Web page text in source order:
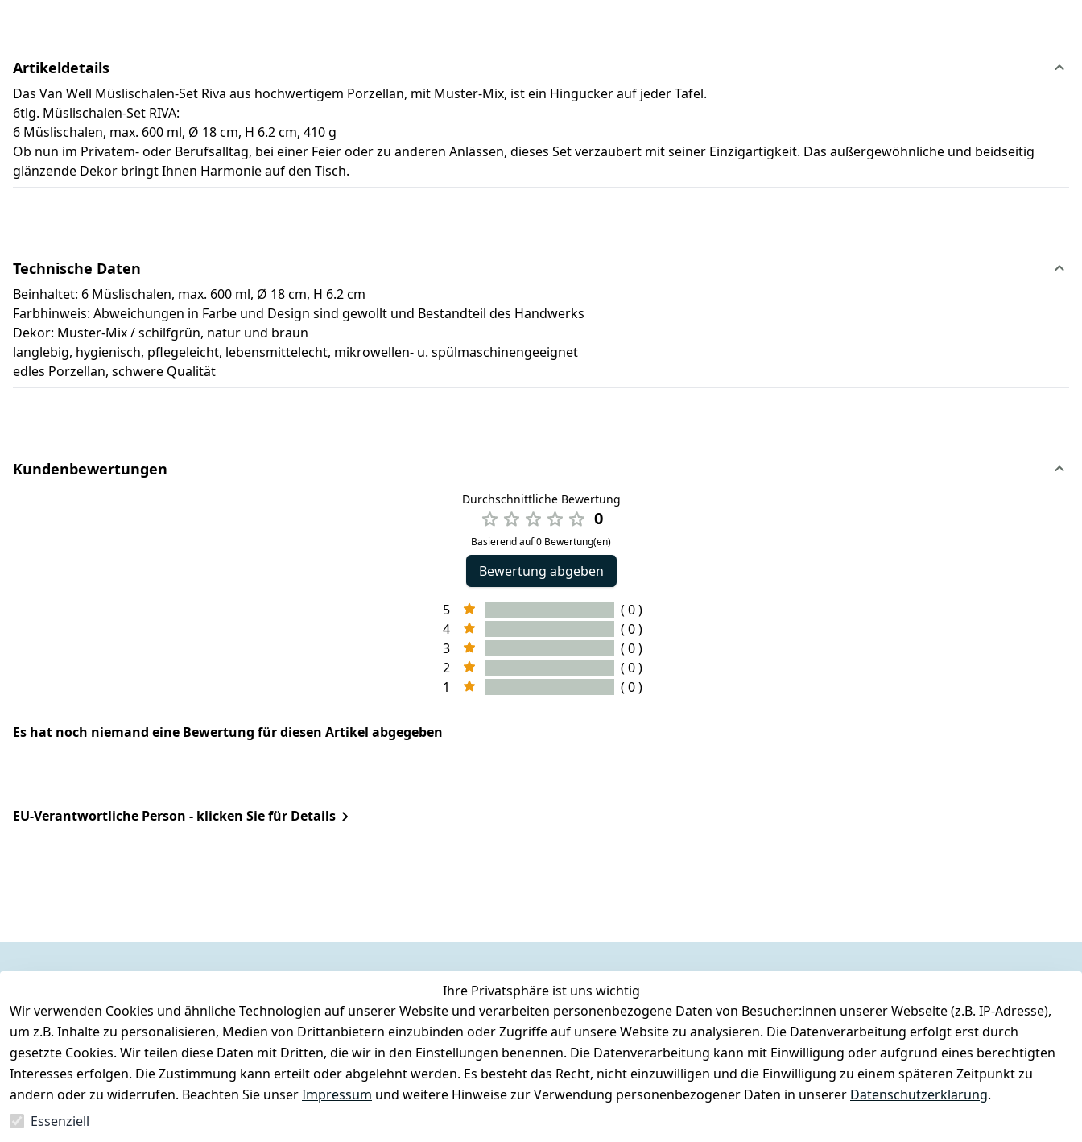
Artikeldetails
Das Van Well Müslischalen-Set Riva aus hochwertigem Porzellan, mit Muster-Mix, ist ein Hingucker auf jeder Tafel.
6tlg. Müslischalen-Set RIVA:
6 Müslischalen, max. 600 ml, Ø 18 cm, H 6.2 cm, 410 g
Ob nun im Privatem- oder Berufsalltag, bei einer Feier oder zu anderen Anlässen, dieses Set verzaubert mit seiner Einzigartigkeit. Das außergewöhnliche und beidseitig
glänzende Dekor bringt Ihnen Harmonie auf den Tisch.
Technische Daten
Beinhaltet: 6 Müslischalen, max. 600 ml, Ø 18 cm, H 6.2 cm
Farbhinweis: Abweichungen in Farbe und Design sind gewollt und Bestandteil des Handwerks
Dekor: Muster-Mix / schilfgrün, natur und braun
langlebig, hygienisch, pflegeleicht, lebensmittelecht, mikrowellen- u. spülmaschinengeeignet
edles Porzellan, schwere Qualität
Kundenbewertungen
Durchschnittliche Bewertung
0
Basierend auf 0 Bewertung(en)
Bewertung abgeben
5
( 0 )
4
( 0 )
3
( 0 )
2
( 0 )
1
( 0 )
Es hat noch niemand eine Bewertung für diesen Artikel abgegeben
EU-Verantwortliche Person - klicken Sie für Details
Ihre Privatsphäre ist uns wichtig
Wir verwenden Cookies und ähnliche Technologien auf unserer Website und verarbeiten personenbezogene Daten von Besucher:innen unserer Webseite (z.B. IP-Adresse),
um z.B. Inhalte zu personalisieren, Medien von Drittanbietern einzubinden oder Zugriffe auf unsere Website zu analysieren. Die Datenverarbeitung erfolgt erst durch
gesetzte Cookies. Wir teilen diese Daten mit Dritten, die wir in den Einstellungen benennen. Die Datenverarbeitung kann mit Einwilligung oder aufgrund eines berechtigten
Interesses erfolgen. Die Zustimmung kann erteilt oder abgelehnt werden. Es besteht das Recht, nicht einzuwilligen und die Einwilligung zu einem späteren Zeitpunkt zu
ändern oder zu widerrufen. Beachten Sie unserImpressum und weitere Hinweise zur Verwendung personenbezogener Daten in unserer Datenschutzerklärung.
Essenziell
AGB
Impressum
Barrierefreiheitserklärung
Widerrufsrecht
Kontakt
Registrieren